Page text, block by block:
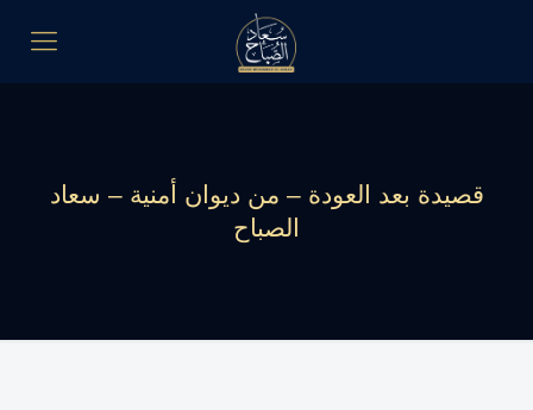
قصيدة بعد العودة – من ديوان أمنية – سعاد
الصباح